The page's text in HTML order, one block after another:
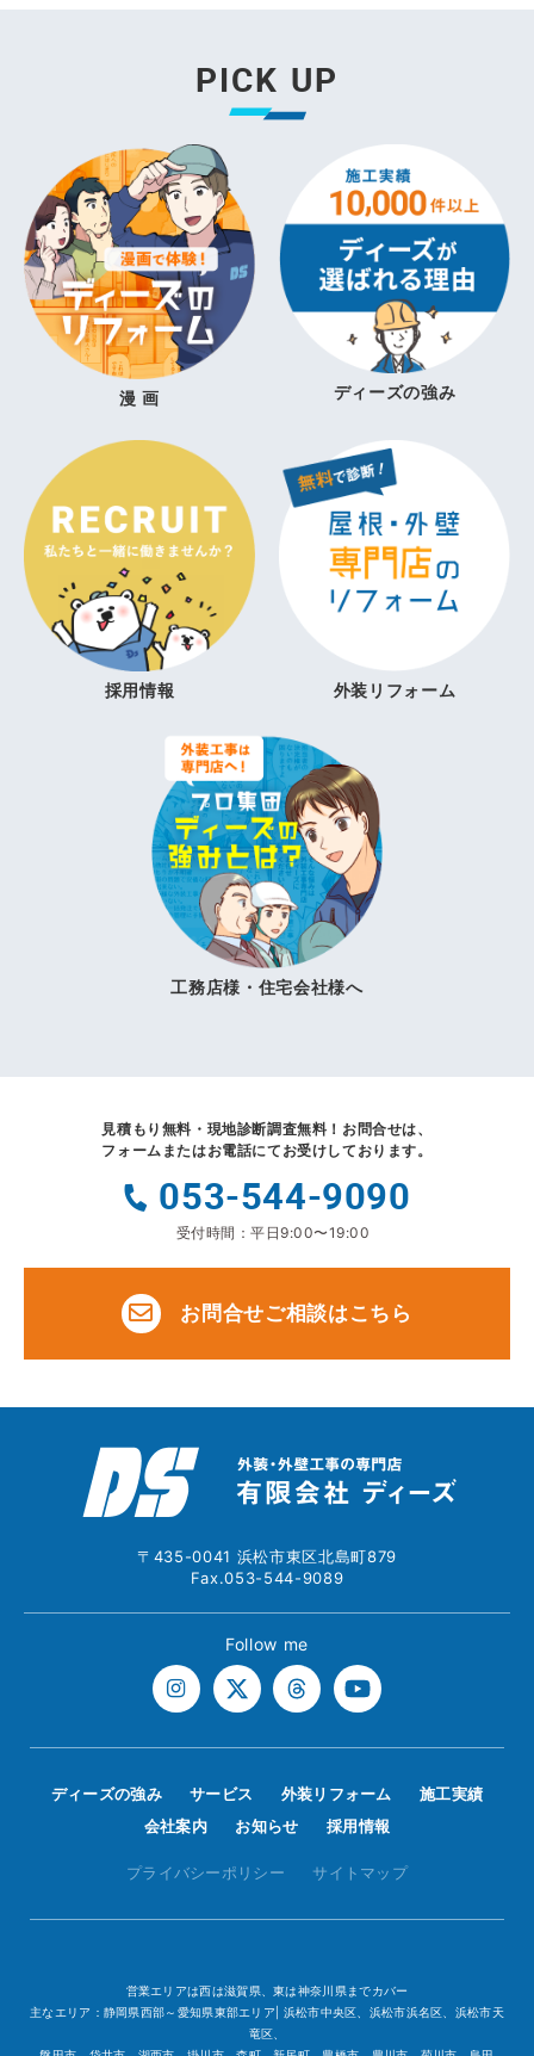
PICK UP
漫 画 ディーズの強み
採用情報 外装リフォーム
工務店様・住宅会社様へ
見積もり無料・現地診断調査無料！ お問合せは、
フォームまたはお電話にてお受けしております。
053-544-9090
受付時間：平日9:00〜19:00
お問合せご相談はこちら
〒435-0041 浜松市東区北島町879
Fax.053-544-9089
Follow me
ディーズの強み サービス 外装リフォーム
施工実績
会社案内
お知らせ 採用情報
プライバシーポリシー サイトマップ
営業エリアは西は滋賀県、東は神奈川県までカバー
主なエリア：静岡県西部～愛知県東部エリア| 浜松市中央区、浜松市浜名区、浜松市天
竜区、